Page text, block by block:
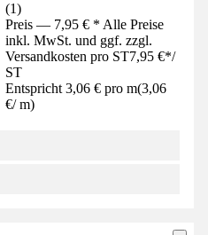
(1)
Preis — 7,95 € * Alle Preise
inkl. MwSt. und ggf. zzgl.
Versandkosten pro ST7,95 €*/
ST
Entspricht 3,06 € pro m(3,06
€/ m)